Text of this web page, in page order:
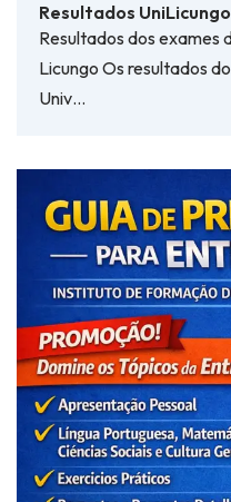
Resultados
Resultados dos exames
Licungo Os resultados
Univ…